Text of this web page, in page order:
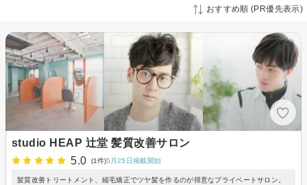
おすすめ順 (PR優先表示)
studio HEAP 辻堂 髪質改善サロン
5.0
(1件)5月25日掲載開始
髪質改善トリートメント、縮毛矯正でツヤ髪を作るのが得意なプライベートサロン。